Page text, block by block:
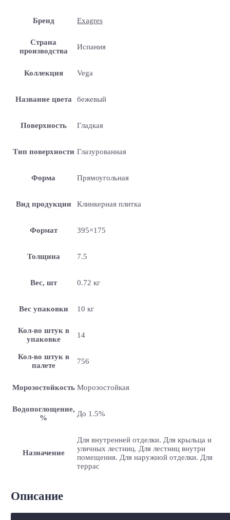
Бренд Exagres
Страна
производства
Испания
Коллекция Vega
Название цвета бежевый
Поверхность Гладкая
Тип поверхности Глазурованная
Форма Прямоугольная
Вид продукции Клинкерная плитка
Формат 395×175
Толщина 7.5
Вес, шт 0.72 кг
Вес упаковки 10 кг
Кол-во штук в
упаковке
14
Кол-во штук в
палете
756
Морозостойкость Морозостойкая
Водопоглощение,
%
До 1.5%
Назначение
Для внутренней отделки. Для крыльца и
уличных лестниц. Для лестниц внутри
помещения. Для наружной отделки. Для
террас
Описание